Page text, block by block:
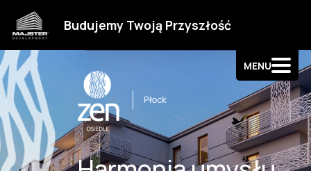
Budujemy Twoją Przyszłość
MENU
Kontakt